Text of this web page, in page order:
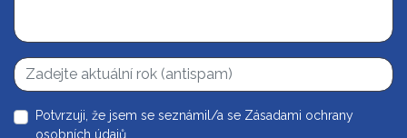
Potvrzuji, že jsem se seznámil/a se Zásadami ochrany
osobních údajů